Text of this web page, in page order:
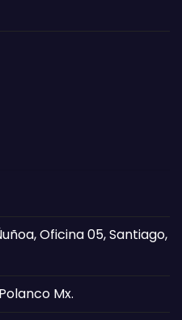
Oficina 05, Santiago,
Mx.